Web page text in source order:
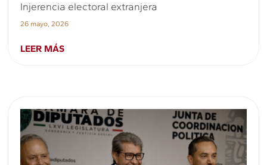
Injerencia electoral extranjera
26 mayo, 2026
LEER MÁS